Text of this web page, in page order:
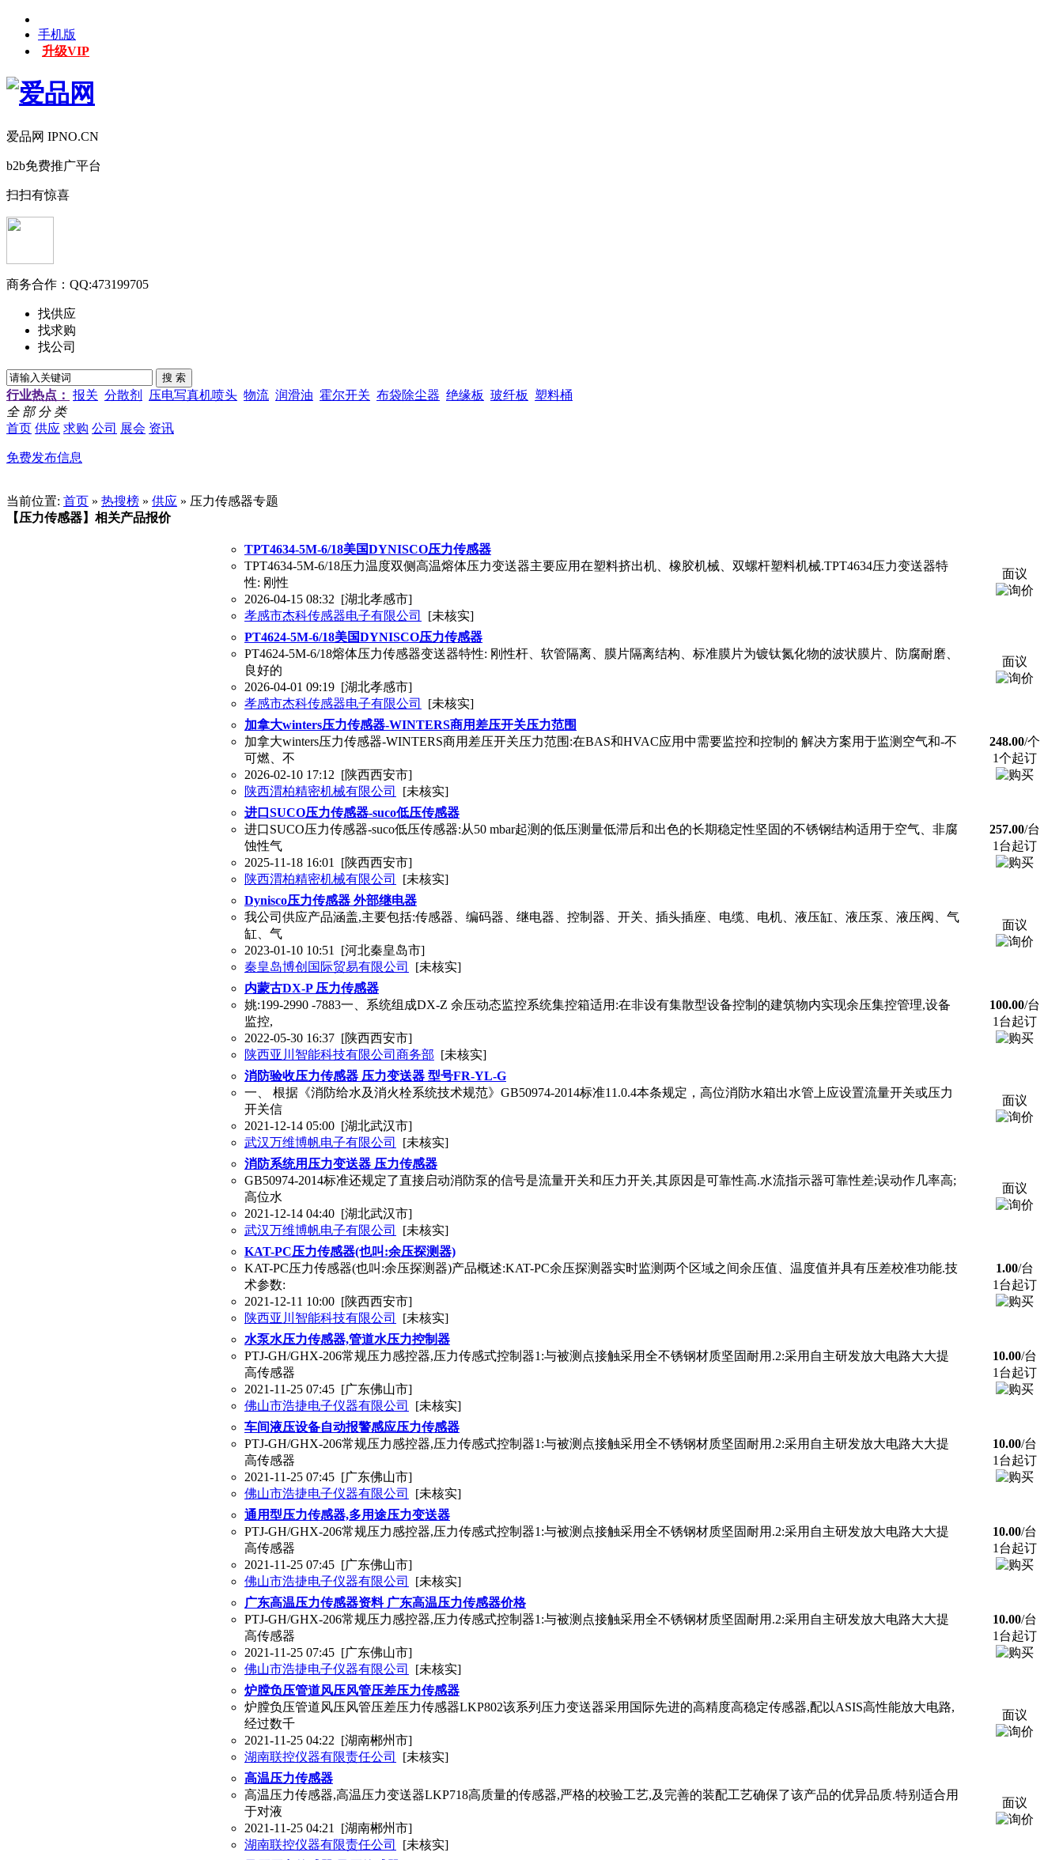
手机版
升级VIP
爱品网 IPNO.CN
b2b免费推广平台
扫扫有惊喜
商务合作： QQ:473199705
找供应
找求购
找公司
行业热点： 报关 分散剂 压电写真机喷头 物流 润滑油 霍尔开关 布袋除尘器 绝缘板 玻纤板
塑料桶
全 部 分 类
首页 供应 求购 公司 展会 资讯
免费发布信息
当前位置: 首页 » 热搜榜 » 供应 » 压力传感器专题
【压力传感器】相关产品报价
TPT4634-5M-6/18美国DYNISCO压力传感器
TPT4634-5M-6/18压力温度双侧高温熔体压力变送器主要应用在塑料挤出机、橡胶机械、双螺杆塑料机械.TPT4634压力变送器特
性: 刚性
2026-04-15 08:32 [湖北孝感市]
孝感市杰科传感器电子有限公司
[未核实]
面议
PT4624-5M-6/18美国DYNISCO压力传感器
PT4624-5M-6/18熔体压力传感器变送器特性: 刚性杆、软管隔离、膜片隔离结构、标准膜片为镀钛氮化物的波状膜片、防腐耐磨、
良好的
2026-04-01 09:19 [湖北孝感市]
孝感市杰科传感器电子有限公司
[未核实]
面议
加拿大winters压力传感器-WINTERS商用差压开关压力范围
加拿大winters压力传感器-WINTERS商用差压开关压力范围:在BAS和HVAC应用中需要监控和控制的 解决方案用于监测空气和-不
可燃、不
2026-02-10 17:12 [陕西西安市]
陕西渭柏精密机械有限公司
[未核实]
248.00/个
1个起订
进口SUCO压力传感器-suco低压传感器
进口SUCO压力传感器-suco低压传感器:从50 mbar起测的低压测量低滞后和出色的长期稳定性坚固的不锈钢结构适用于空气、非腐
蚀性气
2025-11-18 16:01 [陕西西安市]
陕西渭柏精密机械有限公司
[未核实]
257.00/台
1台起订
Dynisco压力传感器 外部继电器
我公司供应产品涵盖,主要包括:传感器、编码器、继电器、控制器、开关、插头插座、电缆、电机、液压缸、液压泵、液压阀、气
缸、气
2023-01-10 10:51 [河北秦皇岛市]
秦皇岛博创国际贸易有限公司
[未核实]
面议
内蒙古DX-P 压力传感器
姚:199-2990 -7883一、系统组成DX-Z 余压动态监控系统集控箱适用:在非设有集散型设备控制的建筑物内实现余压集控管理,设备
监控,
2022-05-30 16:37 [陕西西安市]
陕西亚川智能科技有限公司商务部 [未核实]
100.00/台
1台起订
消防验收压力传感器 压力变送器 型号FR-YL-G
一、 根据《消防给水及消火栓系统技术规范》GB50974-2014标准11.0.4本条规定，高位消防水箱出水管上应设置流量开关或压力
开关信
2021-12-14 05:00 [湖北武汉市]
武汉万维博帆电子有限公司
[未核实]
面议
消防系统用压力变送器 压力传感器
GB50974-2014标准还规定了直接启动消防泵的信号是流量开关和压力开关,其原因是可靠性高.水流指示器可靠性差;误动作几率高;
高位水
2021-12-14 04:40 [湖北武汉市]
武汉万维博帆电子有限公司
[未核实]
面议
KAT-PC压力传感器(也叫:余压探测器)
KAT-PC压力传感器(也叫:余压探测器)产品概述:KAT-PC余压探测器实时监测两个区域之间余压值、温度值并具有压差校准功能.技
术参数:
2021-12-11 10:00 [陕西西安市]
陕西亚川智能科技有限公司
[未核实]
1.00/台
1台起订
水泵水压力传感器,管道水压力控制器
PTJ-GH/GHX-206常规压力感控器,压力传感式控制器1:与被测点接触采用全不锈钢材质坚固耐用.2:采用自主研发放大电路大大提
高传感器
2021-11-25 07:45 [广东佛山市]
佛山市浩捷电子仪器有限公司
[未核实]
10.00/台
1台起订
车间液压设备自动报警感应压力传感器
PTJ-GH/GHX-206常规压力感控器,压力传感式控制器1:与被测点接触采用全不锈钢材质坚固耐用.2:采用自主研发放大电路大大提
高传感器
2021-11-25 07:45 [广东佛山市]
佛山市浩捷电子仪器有限公司
[未核实]
10.00/台
1台起订
通用型压力传感器,多用途压力变送器
PTJ-GH/GHX-206常规压力感控器,压力传感式控制器1:与被测点接触采用全不锈钢材质坚固耐用.2:采用自主研发放大电路大大提
高传感器
2021-11-25 07:45 [广东佛山市]
佛山市浩捷电子仪器有限公司
[未核实]
10.00/台
1台起订
广东高温压力传感器资料 广东高温压力传感器价格
PTJ-GH/GHX-206常规压力感控器,压力传感式控制器1:与被测点接触采用全不锈钢材质坚固耐用.2:采用自主研发放大电路大大提
高传感器
2021-11-25 07:45 [广东佛山市]
佛山市浩捷电子仪器有限公司
[未核实]
10.00/台
1台起订
炉膛负压管道风压风管压差压力传感器
炉膛负压管道风压风管压差压力传感器LKP802该系列压力变送器采用国际先进的高精度高稳定传感器,配以ASIS高性能放大电路,
经过数千
2021-11-25 04:22 [湖南郴州市]
湖南联控仪器有限责任公司
[未核实]
面议
高温压力传感器
高温压力传感器,高温压力变送器LKP718高质量的传感器,严格的校验工艺,及完善的装配工艺确保了该产品的优异品质.特别适合用
于对液
2021-11-25 04:21 [湖南郴州市]
湖南联控仪器有限责任公司
[未核实]
面议